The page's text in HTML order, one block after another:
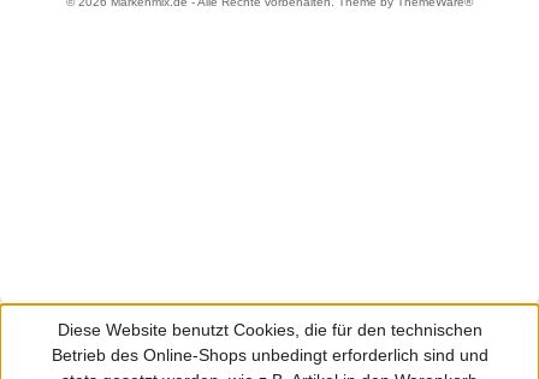
Diese Website benutzt Cookies, die für den technischen
Betrieb des Online-Shops unbedingt erforderlich sind und